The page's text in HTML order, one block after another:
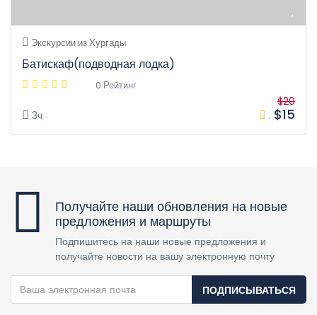
Экскурсии из Хургады
Батискаф(подводная лодка)
0 Рейтинг
3ч .
$20
$15
Получайте наши обновления на новые
предложения и маршруты
Подпишитесь на наши новые предложения и
получайте новости на вашу электронную почту
ПОДПИСЫВАТЬСЯ